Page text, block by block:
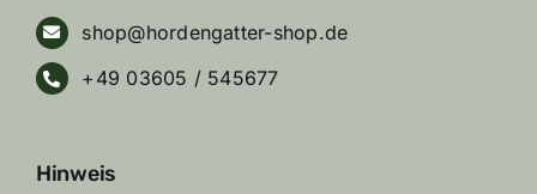
shop@hordengatter-shop.de
+49 03605 / 545677
Hinweis